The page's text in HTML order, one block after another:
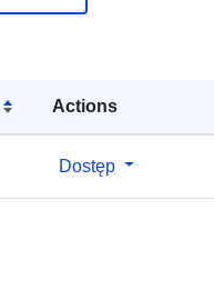
Actions
Dostęp
March 2026
Współrzędne: